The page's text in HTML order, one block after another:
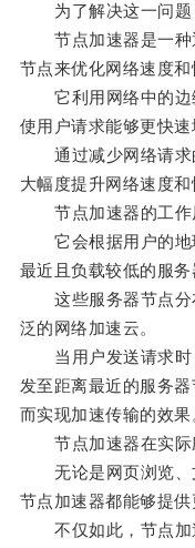
为了解决这一问题
节点加速器是一种
节点来优化网络速度和
它利用网络中的边
使用户请求能够更快速
通过减少网络请求
大幅度提升网络速度和
节点加速器的工作
它会根据用户的地
最近且负载较低的服务
这些服务器节点分
泛的网络加速云。
当用户发送请求时
发至距离最近的服务
而实现加速传输的效果
节点加速器在实际
无论是网页浏览、
节点加速器都能够提供
不仅如此，节点加